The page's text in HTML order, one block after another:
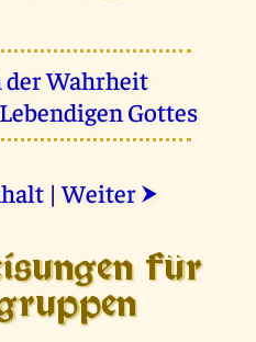
der Wahrheit
Gottes
|Weiter ⮞
für